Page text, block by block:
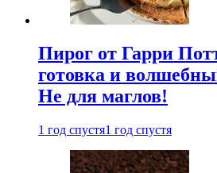
Пирог от Гарри
готовка и
Не для маглов!
1 год спустя1 год спустя